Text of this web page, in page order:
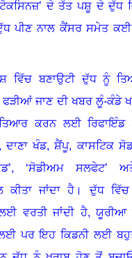
ਦੇ ਤੱਤ ਪਸ਼ੂ ਦੇ ਦੁੱਧ
ਪੀਣ ਨਾਲ ਕੈਂਸਰ ਸਮੇਤ
ਵਿੱਚ ਬਣਾਉਟੀ ਦੁੱਧ ਨੂੰ
ਜਾਣ ਦੀ ਖਬਰ ਲੂੰ-ਕੰਡੇ
ਕਰਨ ਲਈ ਰਿਫਾਇੰਡ
ਖੰਡ, ਸ਼ੈਂਪੂ, ਕਾਸਟਿਕ
‘ਸੋਡੀਅਮ ਸਲਫੇਟ’
ਕੀਤਾ ਜਾਂਦਾ ਹੈ ।ਦੁੱਧ ਵਿੱਚ
ਵਰਤੀ ਜਾਂਦੀ ਹੈ, ਯੂਰੀਆ
ਪਰ ਇਹ ਕਿਡਨੀ ਲਈ ਬਹੁਤ